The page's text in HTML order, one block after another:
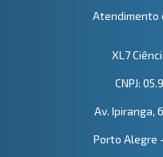
Atendimento
XL7
CNPJ:
Av. Ipiranga,
Porto Alegre